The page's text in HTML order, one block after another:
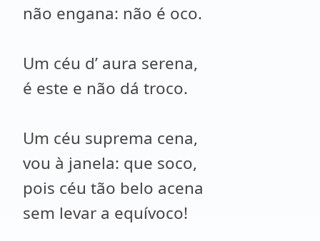
não engana: não é oco.
Um céu d’ aura serena,
é este e não dá troco.
Um céu suprema cena,
vou à janela: que soco,
pois céu tão belo acena
sem levar a equívoco!